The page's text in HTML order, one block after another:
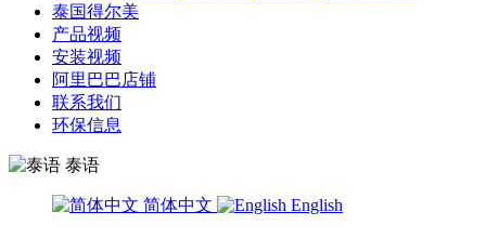
泰国得尔美
产品视频
安装视频
阿里巴巴店铺
联系我们
环保信息
泰语
简体中文 English